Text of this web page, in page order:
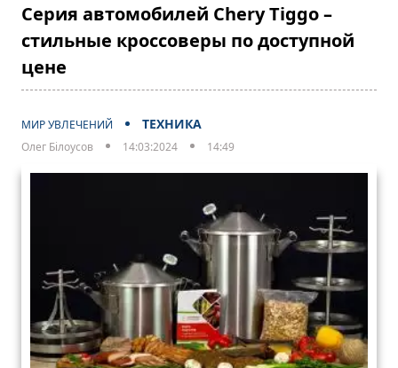
Серия автомобилей Chery Tiggo –
стильные кроссоверы по доступной
цене
МИР УВЛЕЧЕНИЙ ТЕХНИКА
Олег Білоусов 14:03:2024 14:49